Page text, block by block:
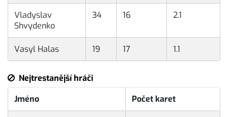
Vladyslav
Shvydenko
34 16 2.1
Vasyl Halas 19 17 1.1
Nejtrestanější hráči
Jméno
Počet karet